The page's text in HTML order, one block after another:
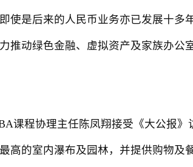
使是后来的人民币业务亦已发展十
推动绿色金融、虚拟资产及家族办公
程协理主任陈凤翔接受《大公报》
高的室内瀑布及园林，并提供购物